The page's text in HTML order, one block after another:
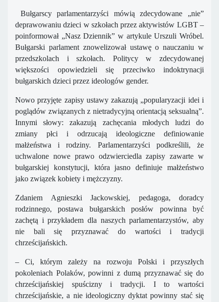
Bułgarscyparlamentarzyści mówią zdecydowane „nie”
deprawowaniu dzieci w szkołach przez aktywistów LGBT –
poinformował „Nasz Dziennik” w artykule Urszuli Wróbel.
Bułgarski parlament znowelizował ustawę o nauczaniu w
przedszkolach i szkołach. Politycy w zdecydowanej
większości opowiedzieli się przeciwko indoktrynacji
bułgarskich dzieci przez ideologów gender.
Nowo przyjęte zapisy ustawy zakazują „popularyzacji idei i
poglądów związanych z nietradycyjną orientacją seksualną”.
Innymi słowy: zakazują zachęcania młodych ludzi do
zmiany płci i odrzucają ideologiczne definiowanie
małżeństwa i rodziny. Parlamentarzyści podkreślili, że
uchwalone nowe prawo odzwierciedla zapisy zawarte w
bułgarskiej konstytucji, która jasno definiuje małżeństwo
jako związek kobiety i mężczyzny.
Zdaniem Agnieszki Jackowskiej, pedagoga, doradcy
rodzinnego, postawa bułgarskich posłów powinna być
zachętą i przykładem dla naszych parlamentarzystów, aby
nie bali się przyznawać do wartości i tradycji
chrześcijańskich.
– Ci, którym zależy na rozwoju Polski i przyszłych
pokoleniach Polaków, powinni z dumą przyznawać się do
chrześcijańskiej spuścizny i tradycji. I to wartości
chrześcijańskie, a nie ideologiczny dyktat powinny stać się